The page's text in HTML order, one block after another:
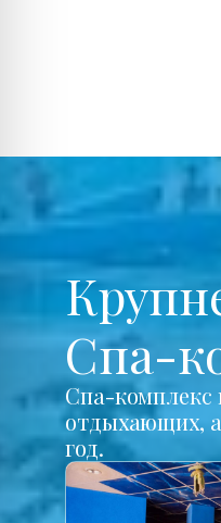
Спа-
Спа-комплекс
отдыхающих,
год.